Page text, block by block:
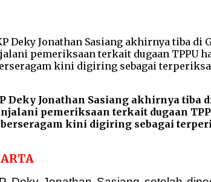
Deky Jonathan Sasiang akhirnya tiba
pemeriksaan terkait dugaan
berseragam kini digiring sebagai